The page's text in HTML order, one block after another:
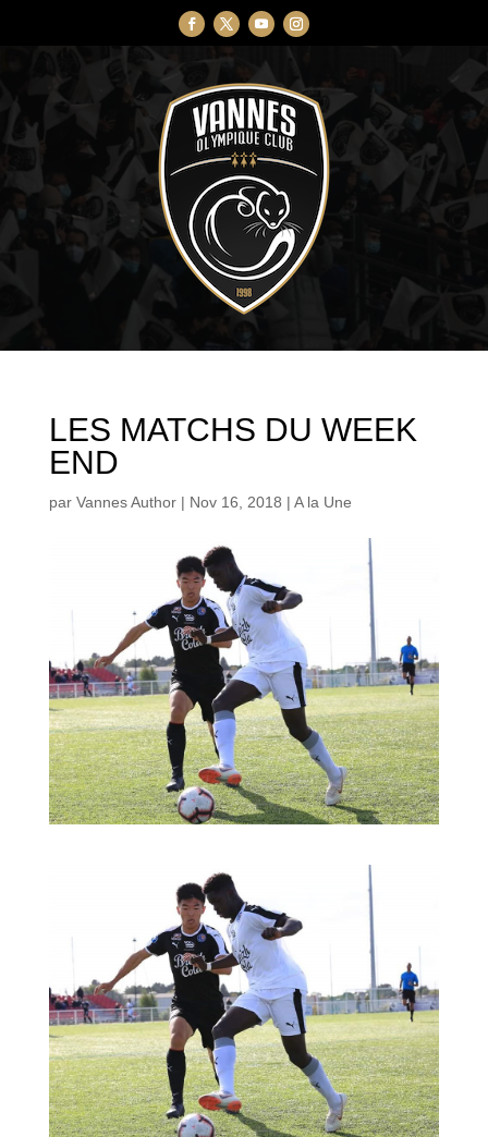
LES MATCHS DU WEEK
END
par Vannes Author| Nov 16, 2018 | A la Une